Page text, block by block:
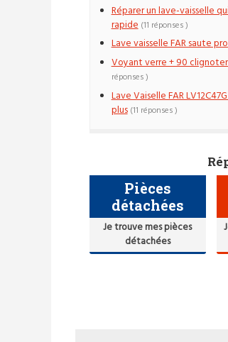
Réparer un lave-vaisselle
rapide (11 réponses )
Lave vaisselle FAR saute
Voyant verre + 90
réponses )
Lave Vaiselle FAR
plus (11 réponses )
Pièces
détachées
Je trouve mes pièces
détachées